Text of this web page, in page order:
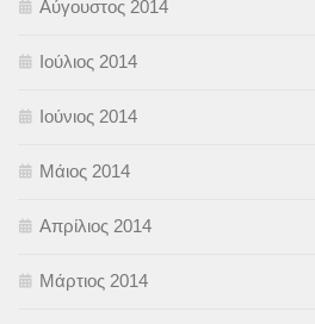
Αύγουστος 2014
Ιούλιος 2014
Ιούνιος 2014
Μάιος 2014
Απρίλιος 2014
Μάρτιος 2014